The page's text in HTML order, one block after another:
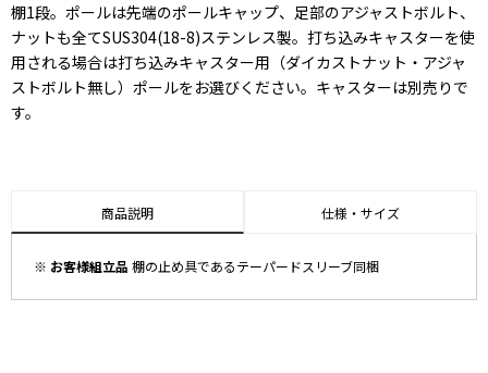
棚1段。ポールは先端のポールキャップ、足部のアジャストボルト、
ナットも全てSUS304(18-8)ステンレス製。打ち込みキャスターを使
用される場合は打ち込みキャスター用（ダイカストナット・アジャ
ストボルト無し）ポールをお選びください。キャスターは別売りで
す。
商品説明 仕様・サイズ
※ お客様組立品 棚の止め具であるテーパードスリーブ同梱